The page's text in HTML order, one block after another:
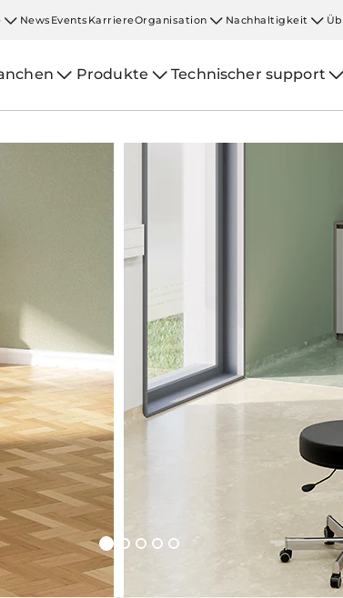
NewsEventsKarriereOrganisation Nachhaltigkeit
Produkte Technischer support